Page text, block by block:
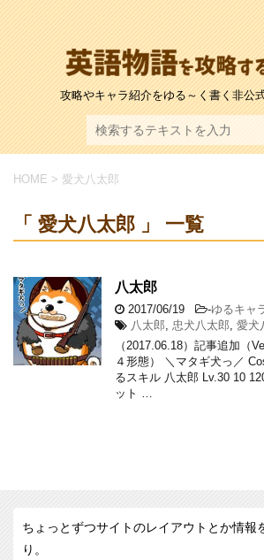
攻略やキャラ紹介をゆる～く書く非公
HOME > 愛犬八太郎
「 愛犬八太郎 」 一覧
八太郎
2017/06/19 -ゆるキャ
八太郎, 忠犬八太郎, 愛犬
（2017.06.18）記事追加（
４形態） ＼マタギ犬っ／
るスキル 八太郎 Lv.30 10
ット …
ちょっとずつサイトのレイアウトとか情報
り。